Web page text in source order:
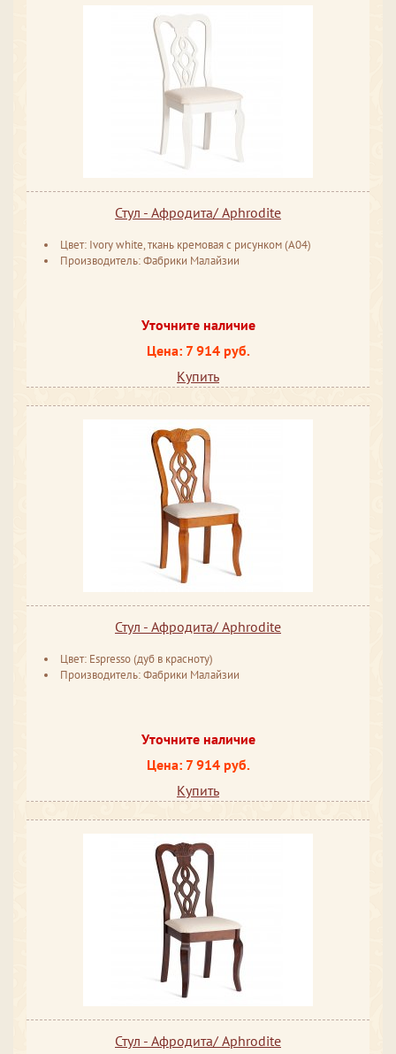
Стул - Афродита/ Aphrodite
Цвет: Ivory white, ткань кремовая с рисунком (А04)
Производитель: Фабрики Малайзии
Уточните наличие
Цена: 7 914 руб.
Купить
Стул - Афродита/ Aphrodite
Цвет: Espresso (дуб в красноту)
Производитель: Фабрики Малайзии
Уточните наличие
Цена: 7 914 руб.
Купить
Стул - Афродита/ Aphrodite